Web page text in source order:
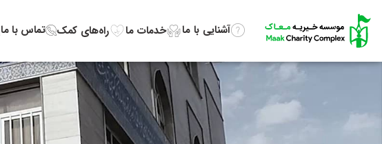
آشنایی با ما خدمات ما راه‌های کمک تماس با ما